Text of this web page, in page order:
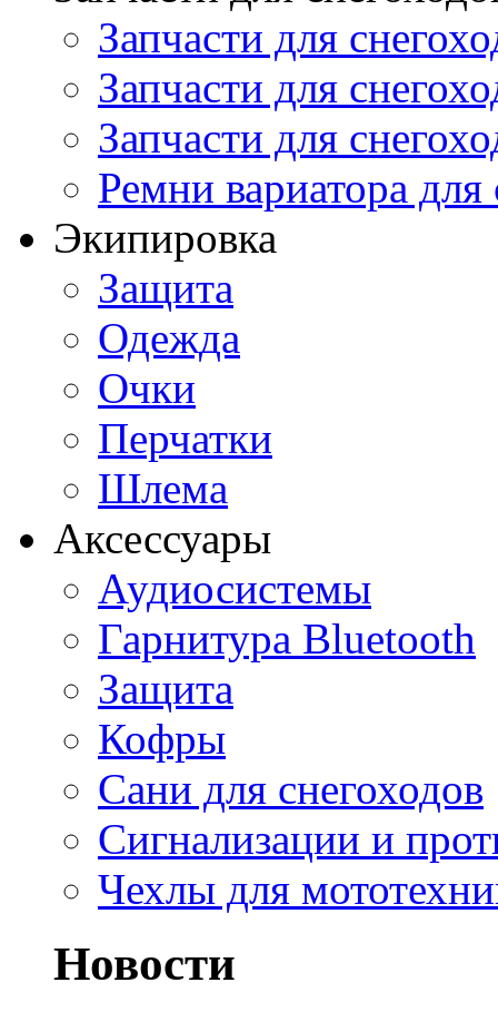
Запчасти для
Запчасти для
Запчасти для
Ремни вариатора для
Экипировка
Защита
Одежда
Очки
Перчатки
Шлема
Аксессуары
Аудиосистемы
Гарнитура Bluetooth
Защита
Кофры
Сани для снегоходов
Сигнализации и
Чехлы для
Новости